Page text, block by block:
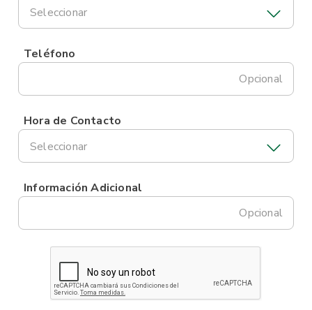
Seleccionar
Teléfono
Opcional
Hora de Contacto
Seleccionar
Información Adicional
Opcional